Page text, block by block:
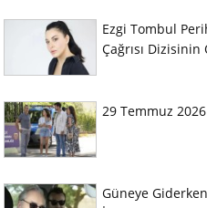
Ezgi Tombul
Çağrısı
29 Temmuz
Güneye